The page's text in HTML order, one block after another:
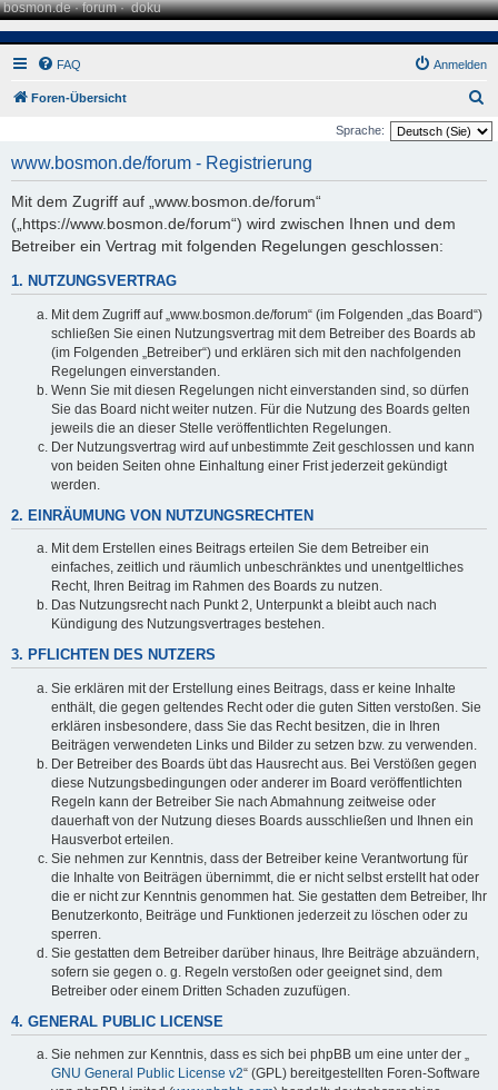
bosmon.de·forum·doku
FAQ Anmelden
Foren-Übersicht
u
Sprache:
www.bosmon.de/forum - Registrierung
Mit dem Zugriff auf „www.bosmon.de/forum“
(„https://www.bosmon.de/forum“) wird zwischen Ihnen und dem
Betreiber ein Vertrag mit folgenden Regelungen geschlossen:
1. NUTZUNGSVERTRAG
Mit dem Zugriff auf „www.bosmon.de/forum“ (im Folgenden „das Board“)
schließen Sie einen Nutzungsvertrag mit dem Betreiber des Boards ab
(im Folgenden „Betreiber“) und erklären sich mit den nachfolgenden
Regelungen einverstanden.
Wenn Sie mit diesen Regelungen nicht einverstanden sind, so dürfen
Sie das Board nicht weiter nutzen. Für die Nutzung des Boards gelten
jeweils die an dieser Stelle veröffentlichten Regelungen.
Der Nutzungsvertrag wird auf unbestimmte Zeit geschlossen und kann
von beiden Seiten ohne Einhaltung einer Frist jederzeit gekündigt
werden.
2. EINRÄUMUNG VON NUTZUNGSRECHTEN
Mit dem Erstellen eines Beitrags erteilen Sie dem Betreiber ein
einfaches, zeitlich und räumlich unbeschränktes und unentgeltliches
Recht, Ihren Beitrag im Rahmen des Boards zu nutzen.
Das Nutzungsrecht nach Punkt 2, Unterpunkt a bleibt auch nach
Kündigung des Nutzungsvertrages bestehen.
3. PFLICHTEN DES NUTZERS
Sie erklären mit der Erstellung eines Beitrags, dass er keine Inhalte
enthält, die gegen geltendes Recht oder die guten Sitten verstoßen. Sie
erklären insbesondere, dass Sie das Recht besitzen, die in Ihren
Beiträgen verwendeten Links und Bilder zu setzen bzw. zu verwenden.
Der Betreiber des Boards übt das Hausrecht aus. Bei Verstößen gegen
diese Nutzungsbedingungen oder anderer im Board veröffentlichten
Regeln kann der Betreiber Sie nach Abmahnung zeitweise oder
dauerhaft von der Nutzung dieses Boards ausschließen und Ihnen ein
Hausverbot erteilen.
Sie nehmen zur Kenntnis, dass der Betreiber keine Verantwortung für
die Inhalte von Beiträgen übernimmt, die er nicht selbst erstellt hat oder
die er nicht zur Kenntnis genommen hat. Sie gestatten dem Betreiber, Ihr
Benutzerkonto, Beiträge und Funktionen jederzeit zu löschen oder zu
sperren.
Sie gestatten dem Betreiber darüber hinaus, Ihre Beiträge abzuändern,
sofern sie gegen o. g. Regeln verstoßen oder geeignet sind, dem
Betreiber oder einem Dritten Schaden zuzufügen.
4. GENERAL PUBLIC LICENSE
Sie nehmen zur Kenntnis, dass es sich bei phpBB um eine unter der „
GNU General Public License v2“ (GPL) bereitgestellten Foren-Software